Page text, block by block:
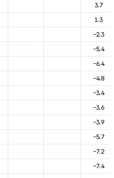
3.7
1.3
-2.3
-5.4
-6.4
-4.8
-3.4
-3.6
-3.9
-5.7
-7.2
-7.4